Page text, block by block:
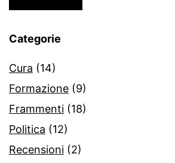
Categorie
Cura (14)
Formazione (9)
Frammenti (18)
Politica (12)
Recensioni (2)